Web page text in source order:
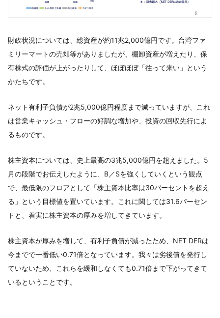
財政状況については、総資産が約11兆2,000億円です。台湾ファ
ミリーマートの売却等がありましたが、棚卸資産が増えたり、保
有株式の評価が上がったりして、ほぼほぼ「往って来い」という
かたちです。
ネット有利子負債が2兆5,000億円程度まで減っていますが、これ
は営業キャッシュ・フローの好調な増加や、投資の回収先行によ
るものです。
株主資本については、史上最高の3兆5,000億円を超えました。5
月の段階でお伝えしたように、B／Sを強くしていくという観点
で、最低限のフロアとして「株主資本比率は30パーセントを超え
る」という目標値を置いています。これに関しては31.6パーセン
トと、着実に株主資本の厚みを増してきています。
株主資本が厚みを増して、有利子負債が減ったため、NET DERは
今までで一番低い0.71倍となっています。我々は劣後債を発行し
ていないため、これらを緩和しなくても0.71倍まで下がってきて
いるということです。